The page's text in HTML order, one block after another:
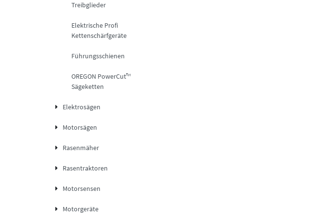
Treibglieder
Elektrische Profi
Kettenschärfgeräte
Führungsschienen
OREGON PowerCut™
Sägeketten
Elektrosägen
Motorsägen
Rasenmäher
Rasentraktoren
Motorsensen
Motorgeräte